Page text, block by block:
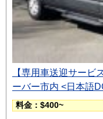
【専用車送迎サー
ーバー市内 <日本語
料金：$400~